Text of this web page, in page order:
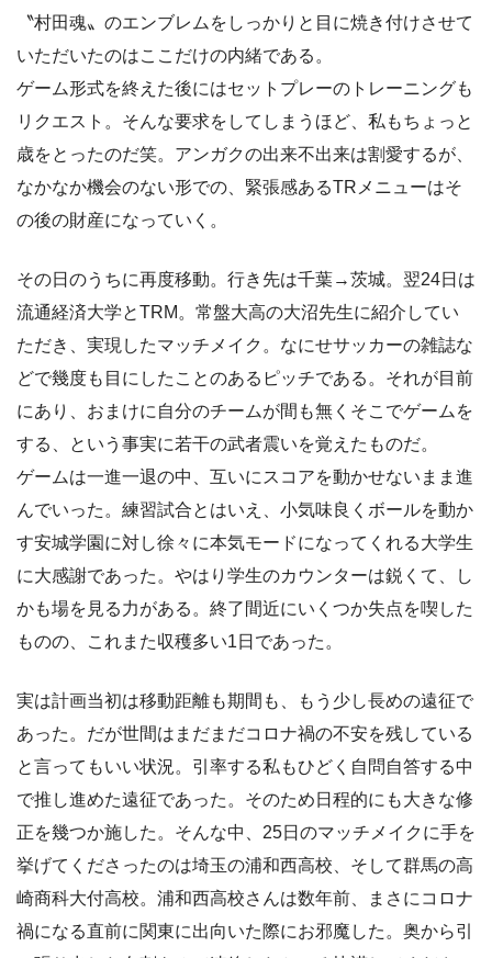
〝村田魂〟のエンブレムをしっかりと目に焼き付けさせて
いただいたのはここだけの内緒である。
ゲーム形式を終えた後にはセットプレーのトレーニングも
リクエスト。そんな要求をしてしまうほど、私もちょっと
歳をとったのだ笑。アンガクの出来不出来は割愛するが、
なかなか機会のない形での、緊張感あるTRメニューはそ
の後の財産になっていく。
その日のうちに再度移動。行き先は千葉→茨城。翌24日は
流通経済大学とTRM。常盤大高の大沼先生に紹介してい
ただき、実現したマッチメイク。なにせサッカーの雑誌な
どで幾度も目にしたことのあるピッチである。それが目前
にあり、おまけに自分のチームが間も無くそこでゲームを
する、という事実に若干の武者震いを覚えたものだ。
ゲームは一進一退の中、互いにスコアを動かせないまま進
んでいった。練習試合とはいえ、小気味良くボールを動か
す安城学園に対し徐々に本気モードになってくれる大学生
に大感謝であった。やはり学生のカウンターは鋭くて、し
かも場を見る力がある。終了間近にいくつか失点を喫した
ものの、これまた収穫多い1日であった。
実は計画当初は移動距離も期間も、もう少し長めの遠征で
あった。だが世間はまだまだコロナ禍の不安を残している
と言ってもいい状況。引率する私もひどく自問自答する中
で推し進めた遠征であった。そのため日程的にも大きな修
正を幾つか施した。そんな中、25日のマッチメイクに手を
挙げてくださったのは埼玉の浦和西高校、そして群馬の高
崎商科大付高校。浦和西高校さんは数年前、まさにコロナ
禍になる直前に関東に出向いた際にお邪魔した。奥から引